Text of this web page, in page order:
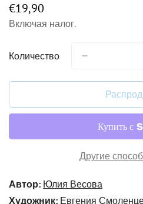
Обычная
цена
€19,90
Включая налог.
Количество
Другие
Автор: Юлия Весова
Художник: Евгения